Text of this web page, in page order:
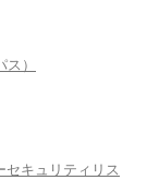
）
セキュリティリス